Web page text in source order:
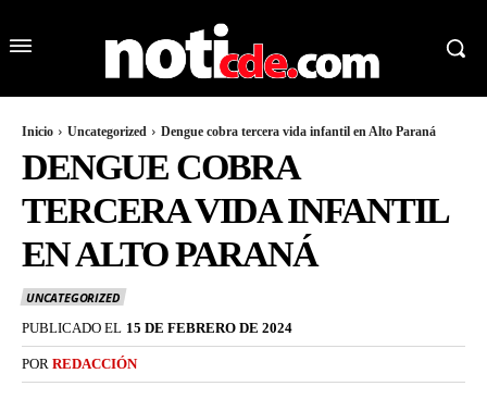
Inicio Uncategorized Dengue cobra tercera vida infantil en Alto Paraná
DENGUE COBRA
TERCERA VIDA INFANTIL
EN ALTO PARANÁ
UNCATEGORIZED
PUBLICADO EL 15 DE FEBRERO DE 2024
POR REDACCIÓN